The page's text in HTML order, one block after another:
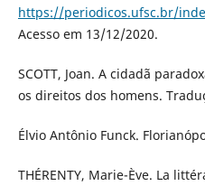
https://periodicos.ufsc.br/
Acesso em 13/12/2020.
SCOTT, Joan. A cidadã
os direitos dos homens.
Élvio Antônio Funck.
THÉRENTY, Marie-Ève. La